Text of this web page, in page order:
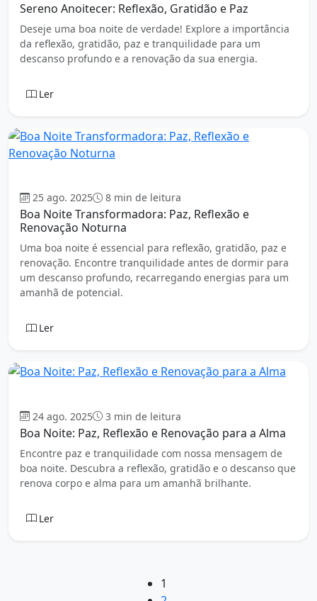
Sereno Anoitecer: Reflexão, Gratidão e Paz
Deseje uma boa noite de verdade! Explore a importância
da reflexão, gratidão, paz e tranquilidade para um
descanso profundo e a renovação da sua energia.
Ler
25 ago. 2025 8 min de leitura
Boa Noite Transformadora: Paz, Reflexão e
Renovação Noturna
Uma boa noite é essencial para reflexão, gratidão, paz e
renovação. Encontre tranquilidade antes de dormir para
um descanso profundo, recarregando energias para um
amanhã de potencial.
Ler
24 ago. 2025 3 min de leitura
Boa Noite: Paz, Reflexão e Renovação para a Alma
Encontre paz e tranquilidade com nossa mensagem de
boa noite. Descubra a reflexão, gratidão e o descanso que
renova corpo e alma para um amanhã brilhante.
Ler
1